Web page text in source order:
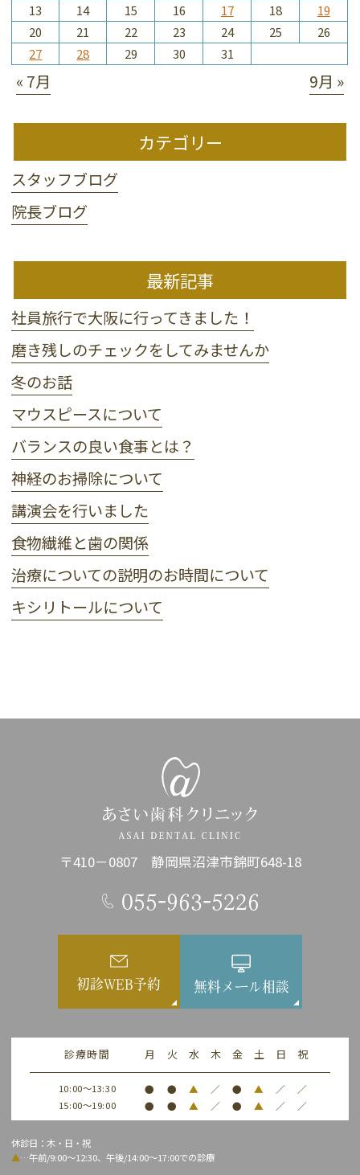
13
14 15 16 17 18
19
20
21 22 23 24 25
26
27
28 29 30 31
« 7月 9月 »
カテゴリー
スタッフブログ
院長ブログ
最新記事
社員旅行で大阪に行ってきました！
磨き残しのチェックをしてみませんか
冬のお話
マウスピースについて
バランスの良い食事とは？
神経のお掃除について
講演会を行いました
食物繊維と歯の関係
治療についての説明のお時間について
キシリトールについて
〒410－0807 静岡県沼津市錦町648-18
055-963-5226
初診WEB予約 無料メール相談
診療時間 月 火 水 木 金 土 日 祝
10:00～13:30 ● ● ▲ ／ ● ▲ ／ ／
15:00～19:00 ● ● ▲ ／ ● ▲ ／ ／
休診日：木・日・祝
▲…午前/9:00～12:30、午後/14:00～17:00での診療